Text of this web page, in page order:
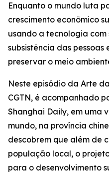
Enquanto o mundo luta
crescimento econômico
usando a tecnologia
subsistência das pessoas
preservar o meio
Neste episódio da Arte
CGTN, é acompanhado
Shanghai Daily, em uma
mundo, na província
descobrem que além de
população local, o
para o desenvolvimento